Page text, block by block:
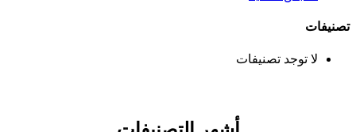
تصنيفات
لا توجد تصنيفات